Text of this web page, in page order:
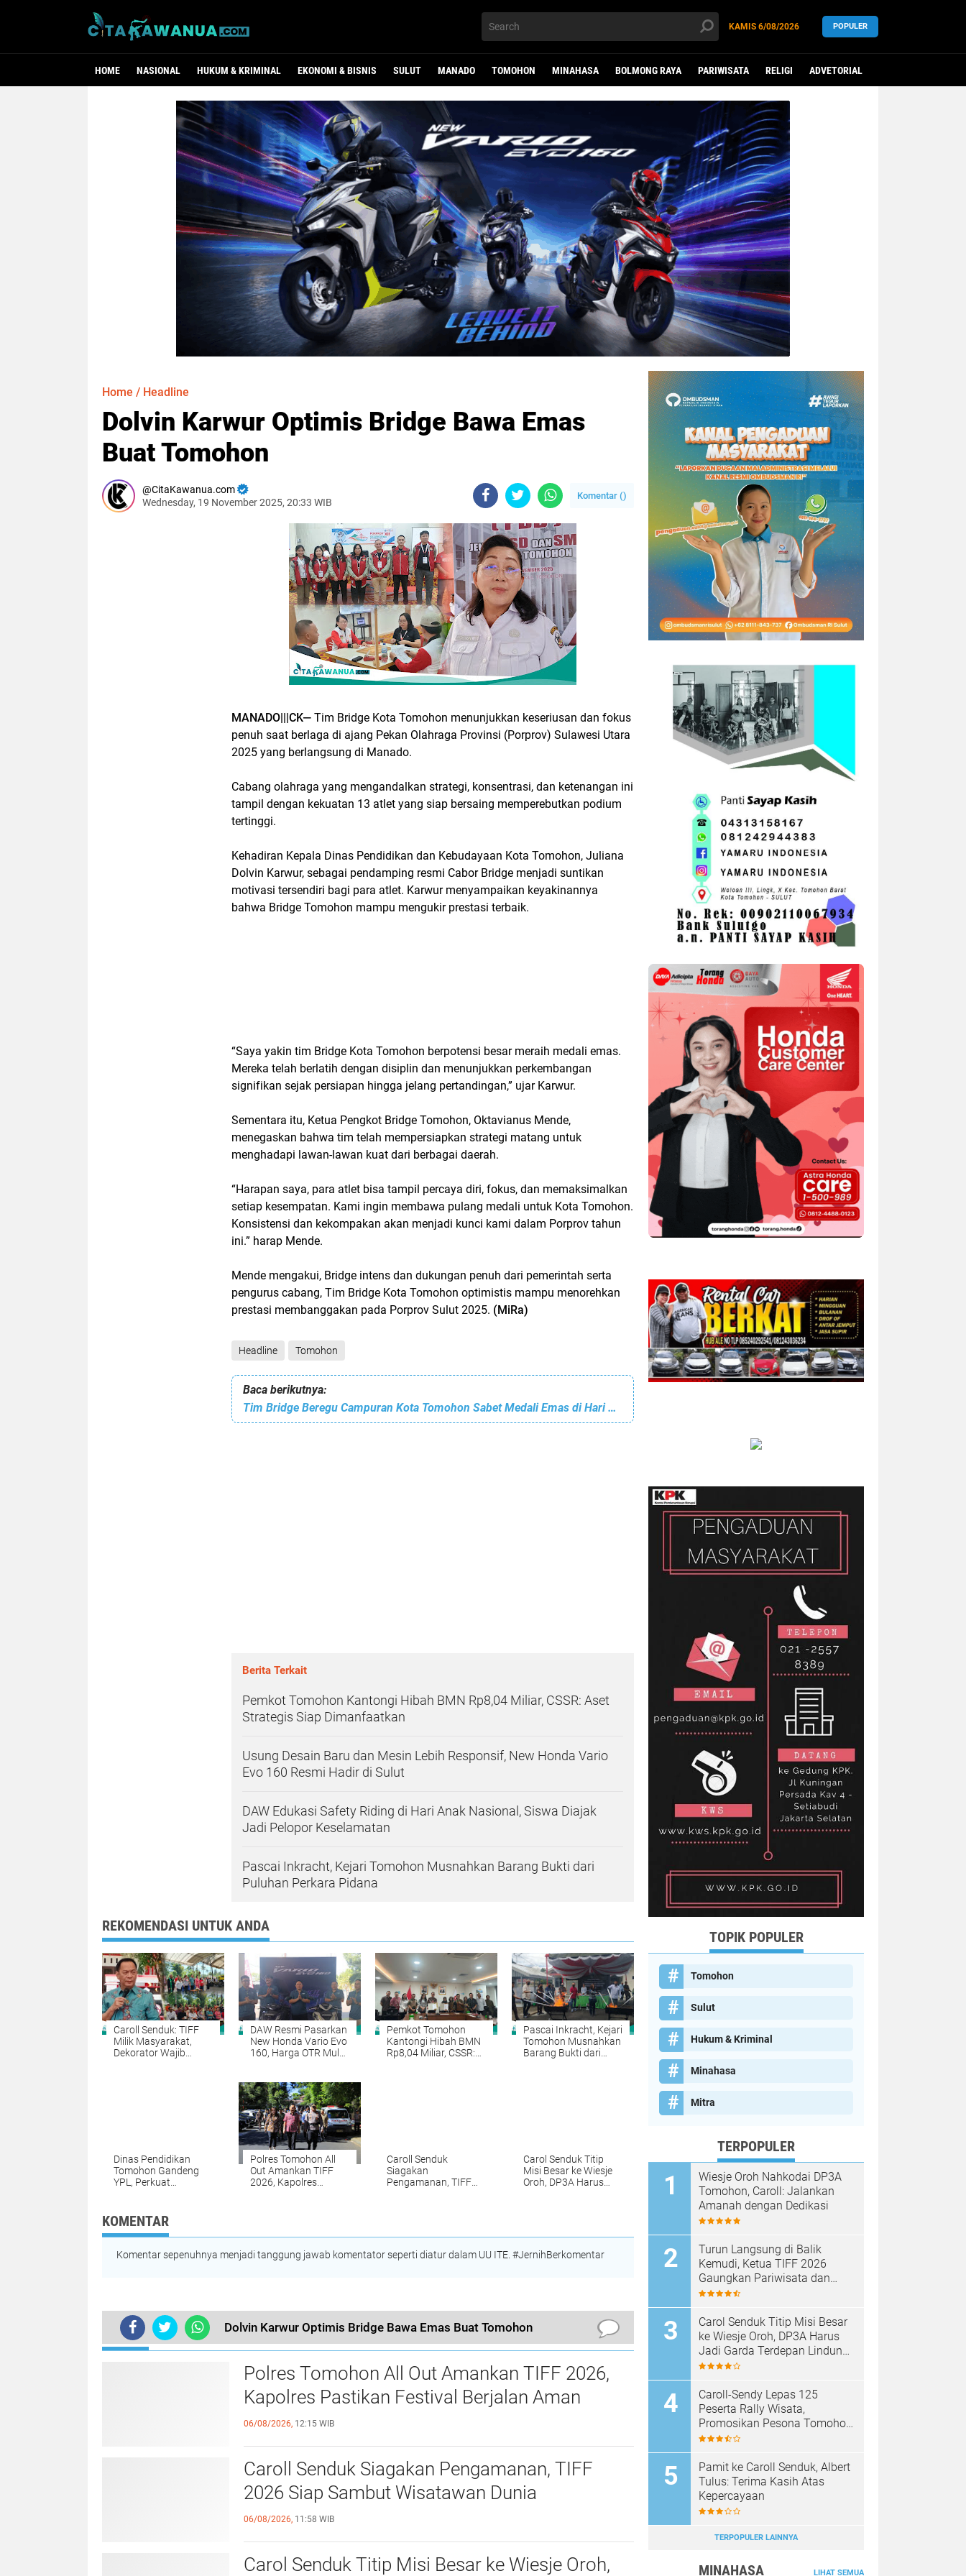
KAMIS 6/08/2026 POPULER
HOME NASIONAL HUKUM & KRIMINAL EKONOMI & BISNIS SULUT MANADO TOMOHON MINAHASA BOLMONG RAYA PARIWISATA RELIGI ADVETORIAL
Home / Headline
Dolvin Karwur Optimis Bridge Bawa Emas
Buat Tomohon
CitaKawanua.com
Wednesday, 19 November 2025, 20:33 WIB
Komentar ()
MANADO|||CK— Tim Bridge Kota Tomohon menunjukkan keseriusan dan fokus
penuh saat berlaga di ajang Pekan Olahraga Provinsi (Porprov) Sulawesi Utara
2025 yang berlangsung di Manado.
Cabang olahraga yang mengandalkan strategi, konsentrasi, dan ketenangan ini
tampil dengan kekuatan 13 atlet yang siap bersaing memperebutkan podium
tertinggi.
Kehadiran Kepala Dinas Pendidikan dan Kebudayaan Kota Tomohon, Juliana
Dolvin Karwur, sebagai pendamping resmi Cabor Bridge menjadi suntikan
motivasi tersendiri bagi para atlet. Karwur menyampaikan keyakinannya
bahwa Bridge Tomohon mampu mengukir prestasi terbaik.
“Saya yakin tim Bridge Kota Tomohon berpotensi besar meraih medali emas.
Mereka telah berlatih dengan disiplin dan menunjukkan perkembangan
signifikan sejak persiapan hingga jelang pertandingan,” ujar Karwur.
Sementara itu, Ketua Pengkot Bridge Tomohon, Oktavianus Mende,
menegaskan bahwa tim telah mempersiapkan strategi matang untuk
menghadapi lawan-lawan kuat dari berbagai daerah.
“Harapan saya, para atlet bisa tampil percaya diri, fokus, dan memaksimalkan
setiap kesempatan. Kami ingin membawa pulang medali untuk Kota Tomohon.
Konsistensi dan kekompakan akan menjadi kunci kami dalam Porprov tahun
ini.” harap Mende.
Mende mengakui, Bridge intens dan dukungan penuh dari pemerintah serta
pengurus cabang, Tim Bridge Kota Tomohon optimistis mampu menorehkan
prestasi membanggakan pada Porprov Sulut 2025. (MiRa)
Headline Tomohon
Baca berikutnya:
Tim Bridge Beregu Campuran Kota Tomohon Sabet Medali Emas di Hari Kedua Porprov XII 2025
Berita Terkait
Pemkot Tomohon Kantongi Hibah BMN Rp8,04 Miliar, CSSR: Aset
Strategis Siap Dimanfaatkan
Usung Desain Baru dan Mesin Lebih Responsif, New Honda Vario
Evo 160 Resmi Hadir di Sulut
DAW Edukasi Safety Riding di Hari Anak Nasional, Siswa Diajak
Jadi Pelopor Keselamatan
Pascai Inkracht, Kejari Tomohon Musnahkan Barang Bukti dari
Puluhan Perkara Pidana
REKOMENDASI UNTUK ANDA
Caroll Senduk: TIFF
Milik Masyarakat,
Dekorator Wajib
DAW Resmi Pasarkan
New Honda Vario Evo
160, Harga OTR Mulai
Pemkot Tomohon
Kantongi Hibah BMN
Rp8,04 Miliar, CSSR:
Pascai Inkracht, Kejari
Tomohon Musnahkan
Barang Bukti dari
Dinas Pendidikan
Tomohon Gandeng
YPL, Perkuat
Polres Tomohon All
Out Amankan TIFF
2026, Kapolres
Caroll Senduk
Siagakan
Pengamanan, TIFF
Carol Senduk Titip
Misi Besar ke Wiesje
Oroh, DP3A Harus
KOMENTAR
Komentar sepenuhnya menjadi tanggung jawab komentator seperti diatur dalam UU ITE. #JernihBerkomentar
Dolvin Karwur Optimis Bridge Bawa Emas Buat Tomohon
TERKINI
Polres Tomohon All Out Amankan TIFF 2026,
Kapolres Pastikan Festival Berjalan Aman
06/08/2026, 12:15 WIB
Caroll Senduk Siagakan Pengamanan, TIFF
2026 Siap Sambut Wisatawan Dunia
06/08/2026, 11:58 WIB
Carol Senduk Titip Misi Besar ke Wiesje Oroh,
TOPIK POPULER
Tomohon
Sulut
Hukum & Kriminal
Minahasa
Mitra
TERPOPULER
Wiesje Oroh Nahkodai DP3A
Tomohon, Caroll: Jalankan
Amanah dengan Dedikasi
Turun Langsung di Balik
Kemudi, Ketua TIFF 2026
Gaungkan Pariwisata dan
Penghijauan Tomohon
Carol Senduk Titip Misi Besar
ke Wiesje Oroh, DP3A Harus
Jadi Garda Terdepan Lindungi
Perempuan dan Anak
Caroll-Sendy Lepas 125
Peserta Rally Wisata,
Promosikan Pesona Tomohon
Jelang TIFF 2026
Pamit ke Caroll Senduk, Albert
Tulus: Terima Kasih Atas
Kepercayaan
TERPOPULER LAINNYA
MINAHASA LIHAT SEMUA